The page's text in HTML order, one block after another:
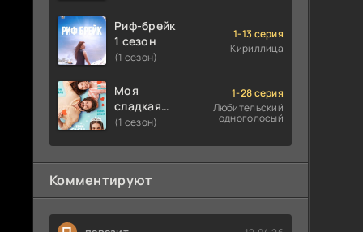
Риф-брейк
1 сезон
(1 сезон)
1-13 серия
Кириллица
Моя
сладкая
ложь 1
(1 сезон)
1-28 серия
Любительский
одноголосый
Комментируют